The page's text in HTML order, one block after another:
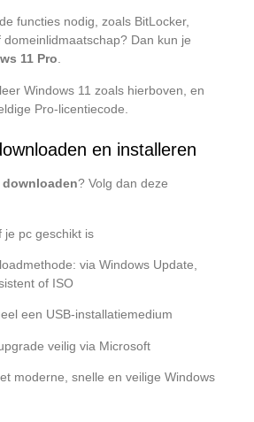
functies nodig, zoals BitLocker,
Dan kun je
11 Pro.
Windows 11 zoals hierboven, en
Pro-licentiecode.
en installeren
downloaden? Volg dan deze
je pc geschikt is
via Windows Update,
of ISO
een USB-installatiemedium
veilig via Microsoft
moderne, snelle en veilige Windows